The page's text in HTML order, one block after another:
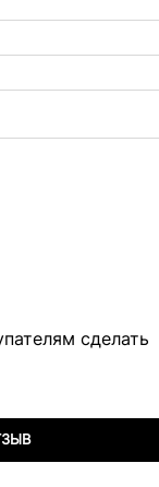
сделать